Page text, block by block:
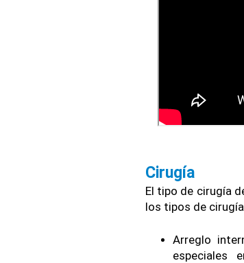
Cirugía
El tipo de cirugía
los tipos de
Arreglo
especiales